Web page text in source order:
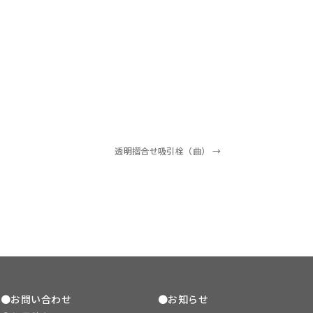
透明摺合せ吸引栓（曲） →
●お問い合わせ
●お知らせ